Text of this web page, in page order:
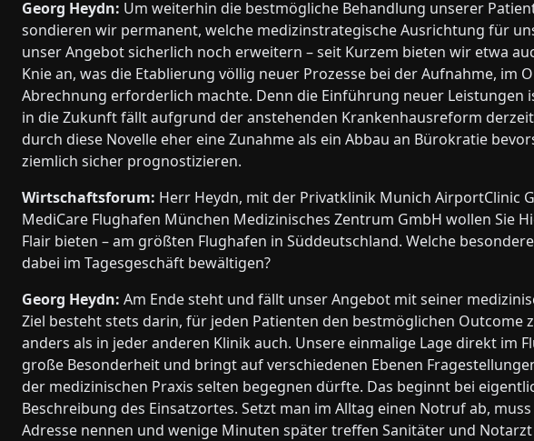
Georg Heydn: Um weiterhin die bestmögliche Behandlung unserer
sondieren wir permanent, welche medizinstrategische Ausrichtung für
unser Angebot sicherlich noch erweitern – seit Kurzem bieten wir etwa
Knie an, was die Etablierung völlig neuer Prozesse bei der Aufnahme, im
Abrechnung erforderlich machte. Denn die Einführung neuer Leistungen
in die Zukunft fällt aufgrund der anstehenden Krankenhausreform
durch diese Novelle eher eine Zunahme als ein Abbau an Bürokratie
ziemlich sicher prognostizieren.
Wirtschaftsforum: Herr Heydn, mit der Privatklinik Munich AirportClinic
MediCare Flughafen München Medizinisches Zentrum GmbH wollen Sie
Flair bieten – am größten Flughafen in Süddeutschland. Welche
dabei im Tagesgeschäft bewältigen?
Georg Heydn: Am Ende steht und fällt unser Angebot mit seiner
Ziel besteht stets darin, für jeden Patienten den bestmöglichen Outcome
anders als in jeder anderen Klinik auch. Unsere einmalige Lage direkt im
große Besonderheit und bringt auf verschiedenen Ebenen
der medizinischen Praxis selten begegnen dürfte. Das beginnt bei
Beschreibung des Einsatzortes. Setzt man im Alltag einen Notruf ab,
Adresse nennen und wenige Minuten später treffen Sanitäter und